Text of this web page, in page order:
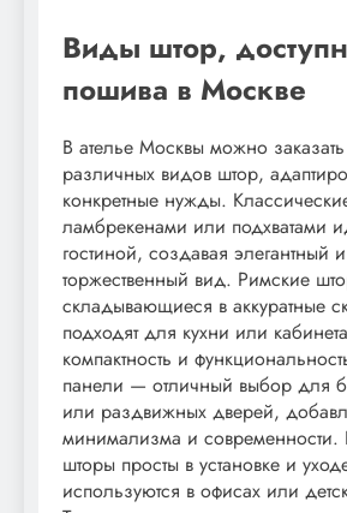
Виды штор,
пошива в Москве
В ателье Москвы можно
различных видов штор,
конкретные нужды.
ламбрекенами или подхватами
гостиной, создавая элегантный и
торжественный вид. Римские
складывающиеся в аккуратные
подходят для кухни или
компактность и
панели — отличный выбор для
или раздвижных дверей,
минимализма и современности.
шторы просты в установке и
используются в офисах или